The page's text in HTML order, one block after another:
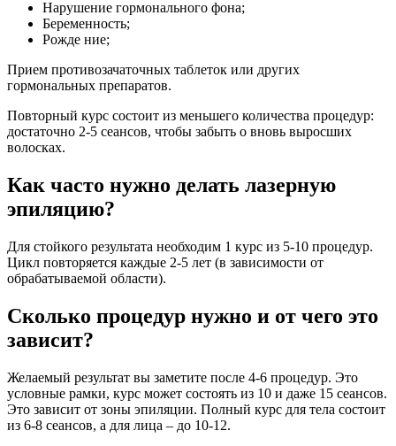
Нарушение гормонального фона;
Беременность;
Рожде ние;
Прием противозачаточных таблеток или других
гормональных препаратов.
Повторный курс состоит из меньшего количества процедур:
достаточно 2-5 сеансов, чтобы забыть о вновь выросших
волосках.
Как часто нужно делать лазерную
эпиляцию?
Для стойкого результата необходим 1 курс из 5-10 процедур.
Цикл повторяется каждые 2-5 лет (в зависимости от
обрабатываемой области).
Сколько процедур нужно и от чего это
зависит?
Желаемый результат вы заметите после 4-6 процедур. Это
условные рамки, курс может состоять из 10 и даже 15 сеансов.
Это зависит от зоны эпиляции. Полный курс для тела состоит
из 6-8 сеансов, а для лица – до 10-12.